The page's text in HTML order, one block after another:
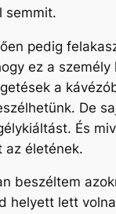
semmit.
pedig
ez a személy
a
De
És
az életének.
beszéltem
helyett lett